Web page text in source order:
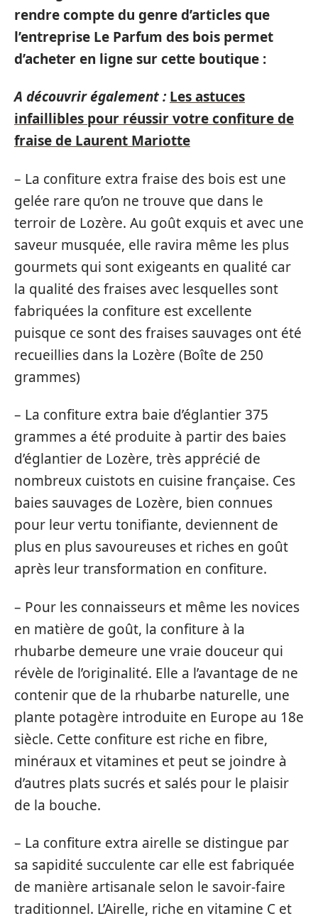
rendre compte du genre d’articles que
l’entreprise Le Parfum des bois permet
d’acheter en ligne sur cette boutique :
A découvrir également : Les astuces
infaillibles pour réussir votre confiture de
fraise de Laurent Mariotte
– La confiture extra fraise des bois est une
gelée rare qu’on ne trouve que dans le
terroir de Lozère. Au goût exquis et avec une
saveur musquée, elle ravira même les plus
gourmets qui sont exigeants en qualité car
la qualité des fraises avec lesquelles sont
fabriquées la confiture est excellente
puisque ce sont des fraises sauvages ont été
recueillies dans la Lozère (Boîte de 250
grammes)
– La confiture extra baie d’églantier 375
grammes a été produite à partir des baies
d’églantier de Lozère, très apprécié de
nombreux cuistots en cuisine française. Ces
baies sauvages de Lozère, bien connues
pour leur vertu tonifiante, deviennent de
plus en plus savoureuses et riches en goût
après leur transformation en confiture.
– Pour les connaisseurs et même les novices
en matière de goût, la confiture à la
rhubarbe demeure une vraie douceur qui
révèle de l’originalité. Elle a l’avantage de ne
contenir que de la rhubarbe naturelle, une
plante potagère introduite en Europe au 18e
siècle. Cette confiture est riche en fibre,
minéraux et vitamines et peut se joindre à
d’autres plats sucrés et salés pour le plaisir
de la bouche.
– La confiture extra airelle se distingue par
sa sapidité succulente car elle est fabriquée
de manière artisanale selon le savoir-faire
traditionnel. L’Airelle, riche en vitamine C et